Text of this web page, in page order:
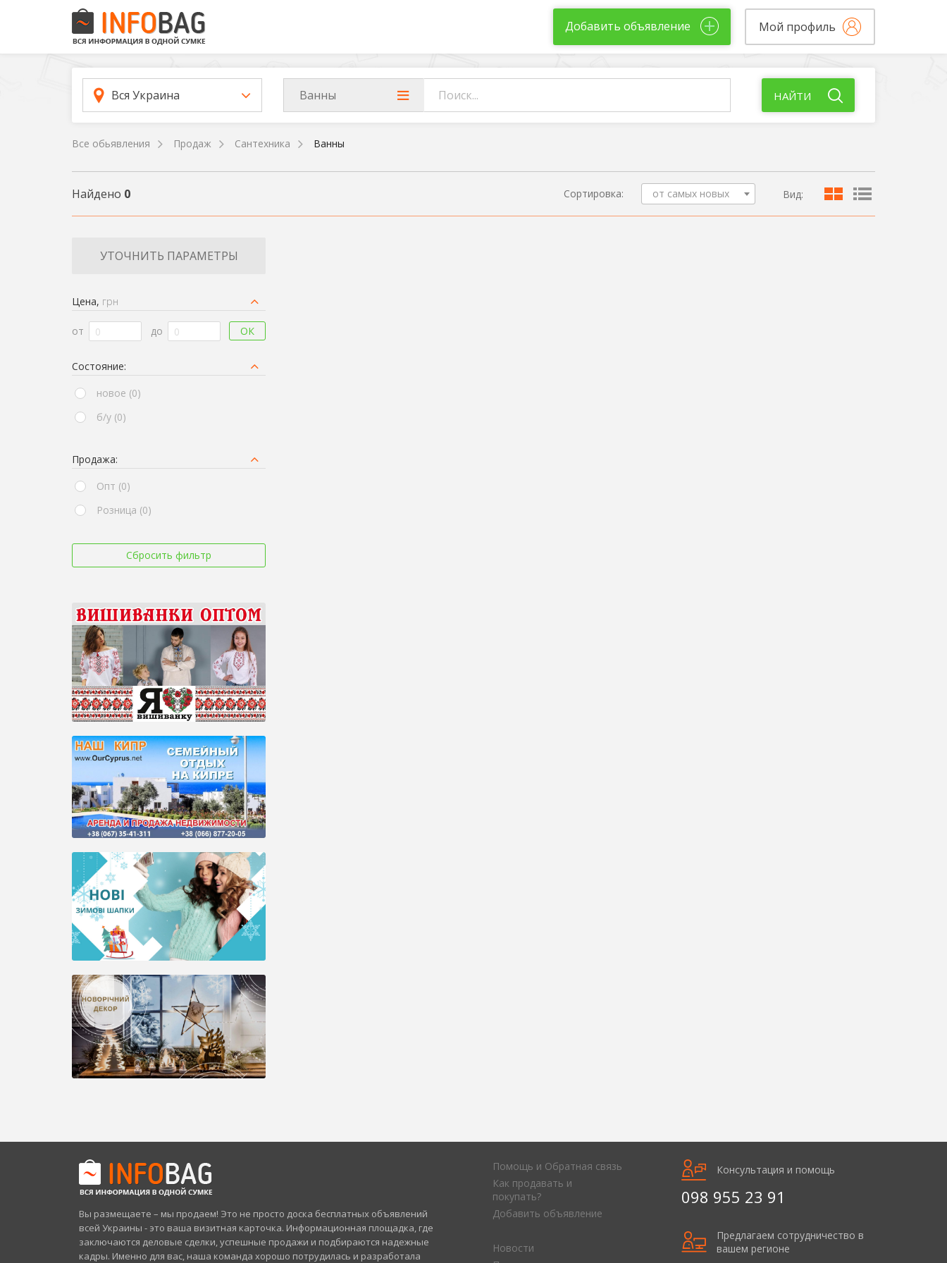
Добавить объявление Мой профиль
Вся Украина Ванны НАЙТИ
Все обьявления Продаж Сантехника Ванны
Найдено 0 Сортировка: от самых новых Вид:
УТОЧНИТЬ ПАРАМЕТРЫ
Цена, грн
от до ОК
Состояние:
новое (0)
б/у (0)
Продажа:
Опт (0)
Розница (0)
Сбросить фильтр
Вы размещаете – мы продаем! Это не просто доска бесплатных объявлений
всей Украины - это ваша визитная карточка. Информационная площадка, где
заключаются деловые сделки, успешные продажи и подбираются надежные
кадры. Именно для вас, наша команда хорошо потрудилась и разработала
Помощь и Обратная связь
Как продавать и
покупать?
Добавить объявление
Новости
Консультация и помощь
098 955 23 91
Предлагаем сотрудничество в
вашем регионе